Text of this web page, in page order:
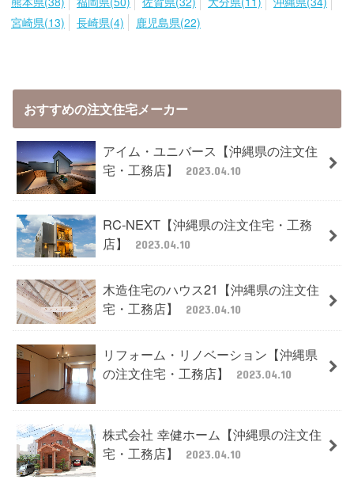
宮崎県(13)
長崎県(4) 鹿児島県(22)
おすすめの注文住宅メーカー
アイム・ユニバース【沖縄県の注文住
宅・工務店】
2023.04.10
RC-NEXT【沖縄県の注文住宅・工務
店】
2023.04.10
木造住宅のハウス21【沖縄県の注文住
宅・工務店】
2023.04.10
リフォーム・リノベーション【沖縄県
の注文住宅・工務店】
2023.04.10
株式会社 幸健ホーム【沖縄県の注文住
宅・工務店】
2023.04.10